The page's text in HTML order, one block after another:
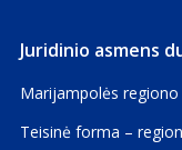
Juridinio asmens
Marijampolės
Teisinė forma –